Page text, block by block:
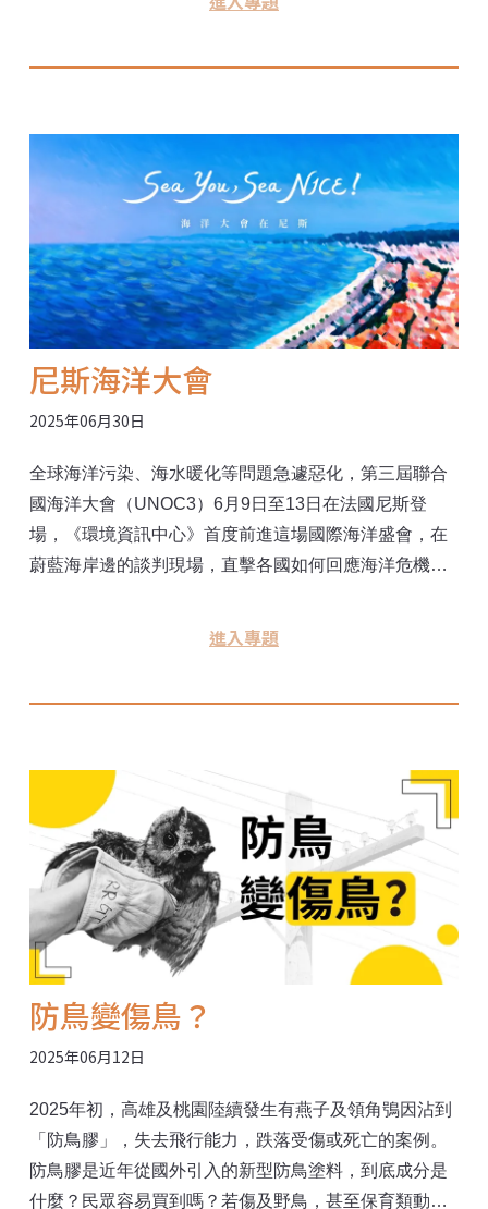
尼斯海洋大會
2025年06月30日
全球海洋污染、海水暖化等問題急遽惡化，第三屆聯合
國海洋大會（UNOC3）6月9日至13日在法國尼斯登
場，《環境資訊中心》首度前進這場國際海洋盛會，在
蔚藍海岸邊的談判現場，直擊各國如何回應海洋危機與
進入專題
防鳥變傷鳥？
2025年06月12日
2025年初，高雄及桃園陸續發生有燕子及領角鴞因沾到
「防鳥膠」，失去飛行能力，跌落受傷或死亡的案例。
防鳥膠是近年從國外引入的新型防鳥塗料，到底成分是
什麼？民眾容易買到嗎？若傷及野鳥，甚至保育類動